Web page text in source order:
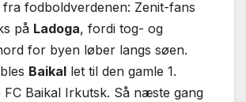
fodboldverdenen: Zenit-fans
på Ladoga, fordi tog- og
for byen løber langs søen.
Baikal let til den gamle 1.
FC Baikal Irkutsk. Så næste gang